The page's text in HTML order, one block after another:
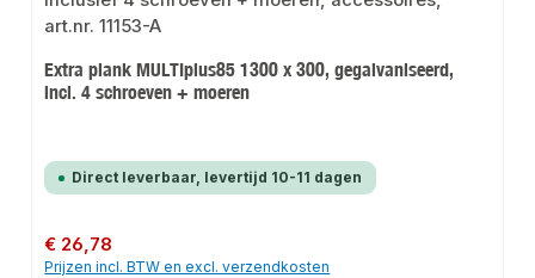
Extra plank MULTIplus85 1300 x 300, gegalvaniseerd,
incl. 4 schroeven + moeren
Direct leverbaar, levertijd 10-11 dagen
Normale prijs:
€ 26,78
Prijzen incl. BTW en excl. verzendkosten